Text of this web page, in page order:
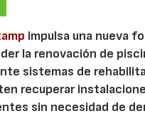
impulsa una nueva
la renovación de
sistemas de
recuperar
sin necesidad de